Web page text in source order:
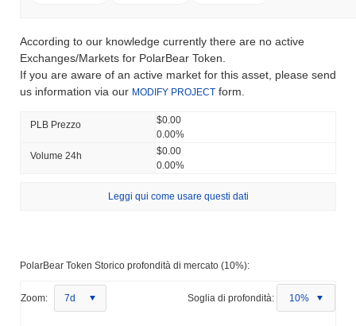
According to our knowledge currently there are no active
Exchanges/Markets for PolarBear Token.
If you are aware of an active market for this asset, please send
us information via our MODIFY PROJECT form.
PLB Prezzo
$0.00
0.00%
Volume 24h
$0.00
0.00%
Leggi qui come usare questi dati
PolarBear Token Storico profondità di mercato (10%):
Zoom: 7d Soglia di profondità: 10%